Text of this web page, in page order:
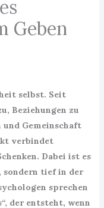
Geben
selbst. Seit
Beziehungen zu
und Gemeinschaft
verbindet
Dabei ist es
tief in der
sprechen
der entsteht, wenn